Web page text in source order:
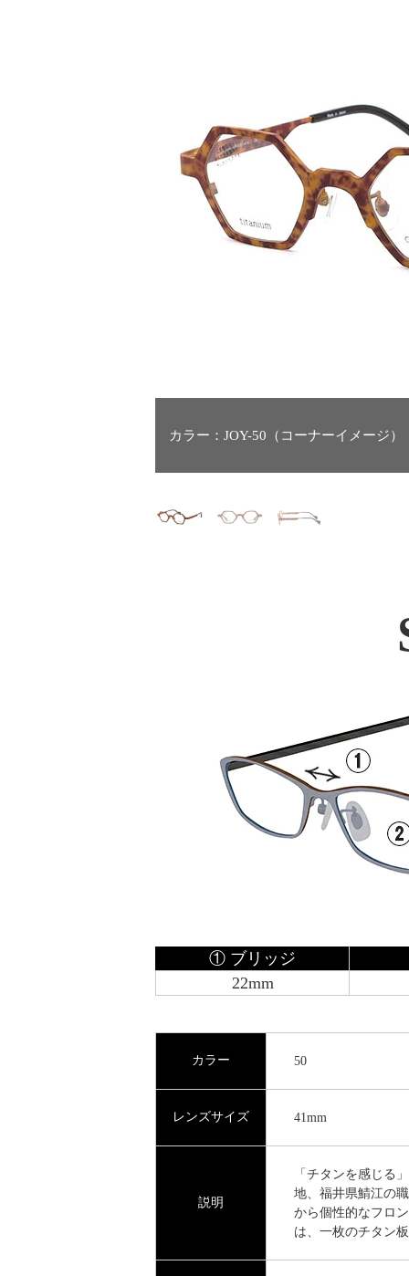
カラー：JOY-50（コーナーイメージ）
① ブリッジ
22mm
カラー 50
レンズサイズ 41mm
説明
「チタンを感じる
地、福井県鯖江の
から個性的なフロ
は、一枚のチタン